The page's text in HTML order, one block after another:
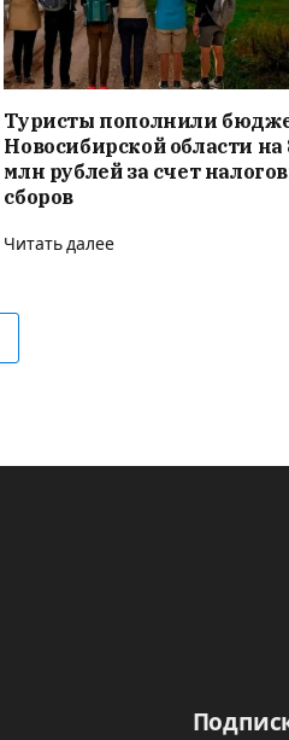
Туристы пополнили
Новосибирской области на
млн рублей за счет
сборов
Читать далее